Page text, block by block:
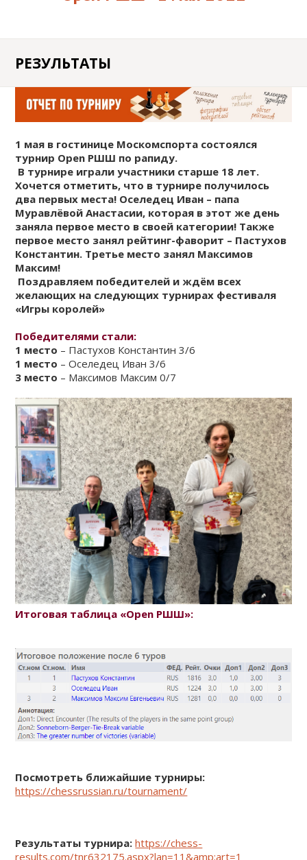
ДЕТСКИЕ ШАХМАТНЫЕ
СБОРЫ
ОНЛАЙН КУРСЫ
ИНДИВИДУАЛЬНОЕ
ОБУЧЕНИЕ ШАХМАТАМ
КОРПОРАТИВНЫЕ
ТУРНИРЫ И ОБУЧЕНИЕ
ОТКРЫТЬ ШАХМАТНЫЙ
КЛУБНЫЕ КАРТЫ
FIDE
ТУРНИРЫ ДЛЯ
ДОШКОЛЬНИКОВ
ОТЧЁТЫ
ПОЛЕЗНАЯ
ИНФОРМАЦИЯ
КЛУБЫ
ЗАДАЧИ
АКЦИИ
РЕЗУЛЬТАТЫ
1 мая в гостинице Москомспорта состоялся
турнир Open РШШ по рапиду.
В турнире играли участники старше 18 лет.
Хочется отметить, что в турнире получилось
два первых места! Оселедец Иван – папа
Муравлёвой Анастасии, которая в этот же день
заняла первое место в своей категории! Также
первое место занял рейтинг-фаворит – Пастухов
Константин. Третье место занял Максимов
Максим!
Поздравляем победителей и ждём всех
желающих на следующих турнирах фестиваля
«Игры королей»
Победителями стали:
1 место – Пастухов Константин 3/6
1 место – Оселедец Иван 3/6
3 место – Максимов Максим 0/7
Итоговая таблица «Open РШШ»:
Посмотреть ближайшие турниры:
https://chessrussian.ru/tournament/
Результаты турнира: https://chess-
results.com/tnr632175.aspx?lan=11&amp;art=1